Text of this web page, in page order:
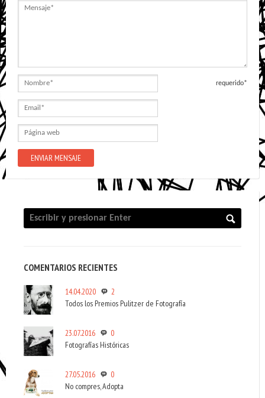
Mensaje
requerido*
Nombre
Email
Página
web
COMENTARIOS RECIENTES
14.04.2020
2
Todos los Premios Pulitzer de Fotografía
23.07.2016
0
Fotografías Históricas
27.05.2016
0
No compres, Adopta